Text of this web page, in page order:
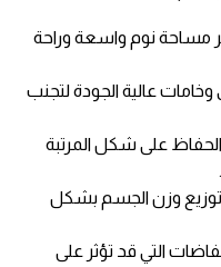
الكبيرة مثل 200×200 توفر مساحة نوم واسعة وراحة
عالية الجودة لتجنب
على شكل المرتبة
توزيع وزن الجسم بشكل
التي قد تؤثر على